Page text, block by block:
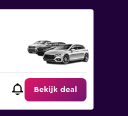
Bekijk deal